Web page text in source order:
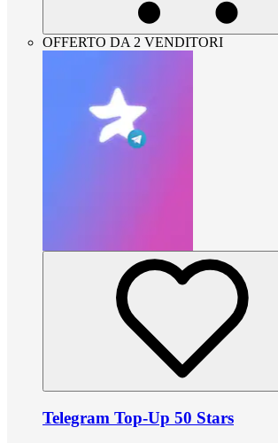
OFFERTO DA 2 VENDITORI
Telegram Top-Up 50 Stars